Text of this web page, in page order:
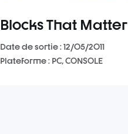
Blocks That Matter
Date de sortie : 12/05/2011
Plateforme : PC, CONSOLE